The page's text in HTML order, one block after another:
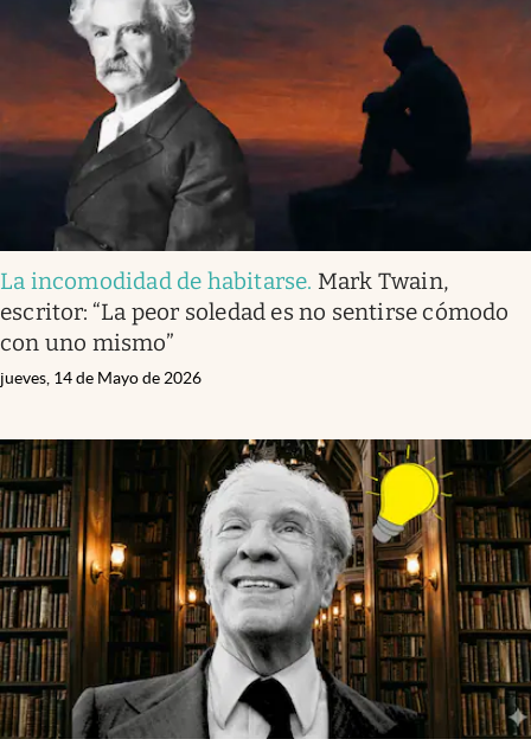
Infotechnology
Clase
Clima
Mundial 2026
Eventos Corporativos
El Cronista Studio
Mediakit
abre en nueva pestaña
Argentina
La incomodidad de habitarse. Mark Twain,
escritor: “La peor soledad es no sentirse cómodo
con uno mismo”
jueves, 14 de Mayo de 2026